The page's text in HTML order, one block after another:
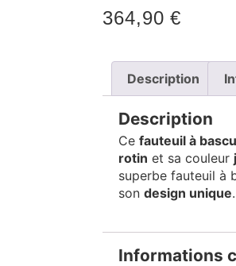
364,90€
Description
Description
Ce fauteuil à
rotin et sa couleur
superbe fauteuil à
son design unique.
Informations